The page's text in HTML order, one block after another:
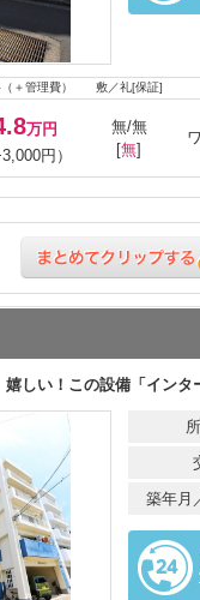
＋管理費） 敷／礼[保証]
万円
円）
無/無
[無]
嬉しい！この設備「インタ
築年月